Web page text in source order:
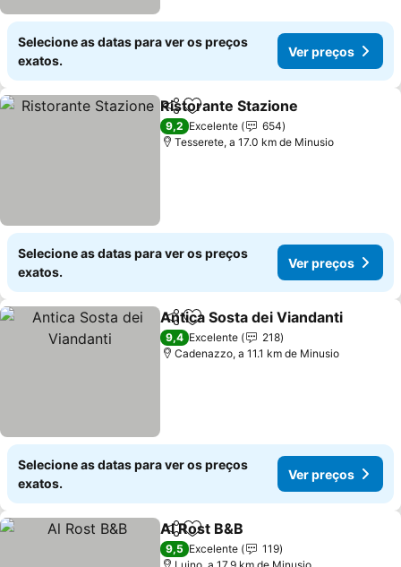
Selecione as datas para ver os preços
exatos.
Ver preços
PartilharAdicionar aos favoritos
Ristorante Stazione
9,2 Excelente
654
Tesserete, a 17.0 km de Minusio
Selecione as datas para ver os preços
exatos.
Ver preços
PartilharAdicionar aos favoritos
Antica Sosta dei Viandanti
9,4 Excelente
218
Cadenazzo, a 11.1 km de Minusio
Selecione as datas para ver os preços
exatos.
Ver preços
PartilharAdicionar aos favoritos
Al Rost B&B
9,5 Excelente
119